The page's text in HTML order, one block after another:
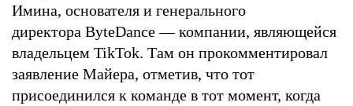
Имина, основателя и генерального
директора ByteDance — компании, являющейся
владельцем TikTok. Там он прокомментировал
заявление Майера, отметив, что тот
присоединился к команде в тот момент, когда